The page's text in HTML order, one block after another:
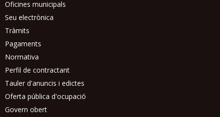
Oficines municipals
Seu electrònica
Tràmits
Pagaments
Normativa
Perfil de contractant
Tauler d'anuncis i edictes
Oferta pública d'ocupació
Govern obert